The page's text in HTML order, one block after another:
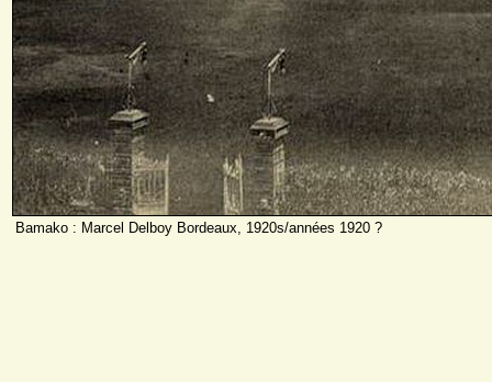
Bamako : Marcel Delboy Bordeaux, 1920s/années 1920 ?